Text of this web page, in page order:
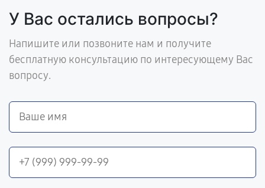
У Вас остались вопросы?
Напишите или позвоните нам и получите
бесплатную консультацию по интересующему Вас
вопросу.